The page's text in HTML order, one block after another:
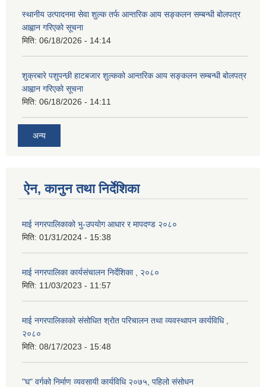
स्थानीय उत्पादनमा सेवा शुल्क तर्फ आन्तरिक आय सङ्कलन सम्बन्धी बोलपत्र
आह्वान गरिएको सूचना
मिति: 06/18/2026 - 14:14
शुक्रबारे पशुपन्छी हाटबजार शुल्कको आन्तरिक आय सङ्कलन सम्बन्धी बोलपत्र
आह्वान गरिएको सूचना
मिति: 06/18/2026 - 14:11
अन्य
ऐन, कानुन तथा निर्देशिका
माई नगरपालिकाको भु-उपयोग आधार र मापदण्ड २०८०
मिति: 01/31/2024 - 15:38
माई नगरपालिका कार्यसंचालन निर्देशिका , २०८०
मिति: 11/03/2023 - 11:57
माई नगरपालिकाको संसोधित श्रोत परिचालन तथा व्यवस्थापन कार्यविधि ,
२०८०
मिति: 08/17/2023 - 15:48
"घ" वर्गको निर्माण व्यवसायी कार्यविधि २०७५, पहिलो संसोधन